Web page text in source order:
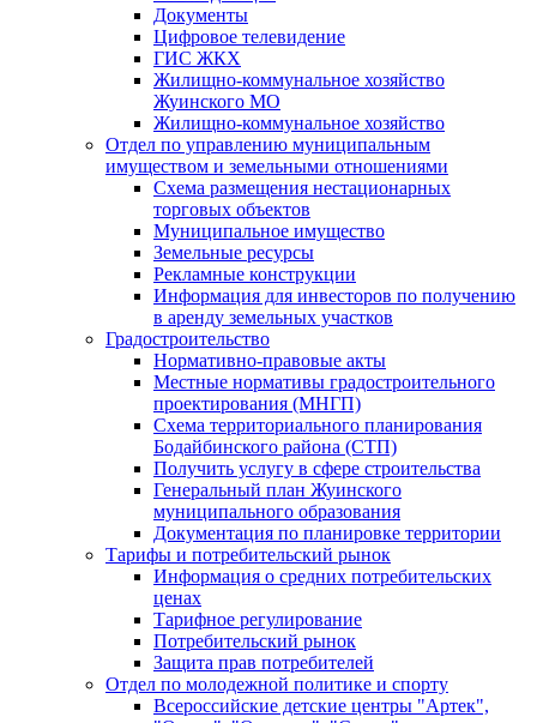
Документы
Цифровое телевидение
ГИС ЖКХ
Жилищно-коммунальное хозяйство
Жуинского МО
Жилищно-коммунальное хозяйство
Отдел по управлению муниципальным
имуществом и земельными отношениями
Схема размещения нестационарных
торговых объектов
Муниципальное имущество
Земельные ресурсы
Рекламные конструкции
Информация для инвесторов по получению
в аренду земельных участков
Градостроительство
Нормативно-правовые акты
Местные нормативы градостроительного
проектирования (МНГП)
Схема территориального планирования
Бодайбинского района (СТП)
Получить услугу в сфере строительства
Генеральный план Жуинского
муниципального образования
Документация по планировке территории
Тарифы и потребительский рынок
Информация о средних потребительских
ценах
Тарифное регулирование
Потребительский рынок
Защита прав потребителей
Отдел по молодежной политике и спорту
Всероссийские детские центры "Артек",